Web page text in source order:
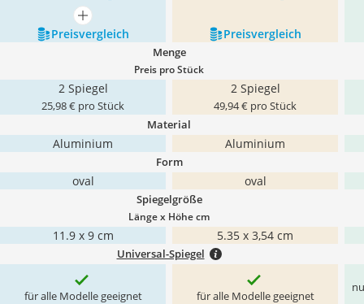
mehr anzeigen
Preis­vergleich
Preis­vergleich
Menge
Preis pro Stück
2 Spiegel
25,98 € pro Stück
2 Spiegel
49,94 € pro Stück
Material
Aluminium Aluminium
Form
oval oval
Spiegelgröße
Länge x Höhe cm
11.9 x 9 cm 5.35 x 3,54 cm
Universal-Spiegel
für alle Modelle geeignet für alle Modelle geeignet